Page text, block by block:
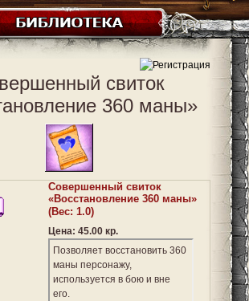
свиток
360 маны»
Совершенный свиток
«Восстановление 360 маны»
(Вес: 1.0)
Цена: 45.00 кр.
Позволяет восстановить 360
маны персонажу,
используется в бою и вне
его.